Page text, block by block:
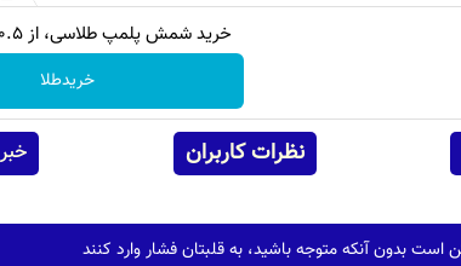
خرید شمش پلمپ طلاسی، از ۰.۵ گرم تا ۱۰ گرم
خریدطلا
نظرات کاربران